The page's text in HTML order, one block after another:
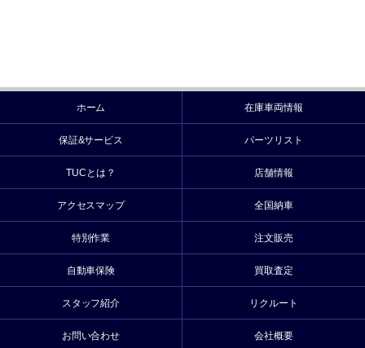
ホーム 在庫車両情報
保証&サービス パーツリスト
TUCとは？ 店舗情報
アクセスマップ 全国納車
特別作業 注文販売
自動車保険 買取査定
スタッフ紹介 リクルート
お問い合わせ 会社概要